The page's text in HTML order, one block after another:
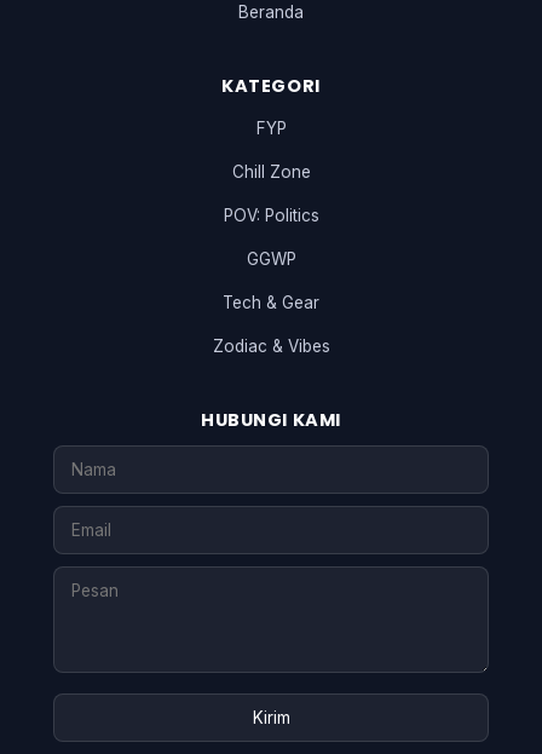
Beranda
KATEGORI
FYP
Chill Zone
POV: Politics
GGWP
Tech & Gear
Zodiac & Vibes
HUBUNGI KAMI